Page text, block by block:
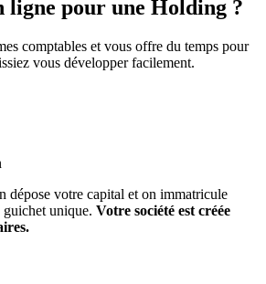
ligne pour une Holding ?
comptables et vous offre du temps pour
vous développer facilement.
dépose votre capital et on immatricule
unique. Votre société est créée